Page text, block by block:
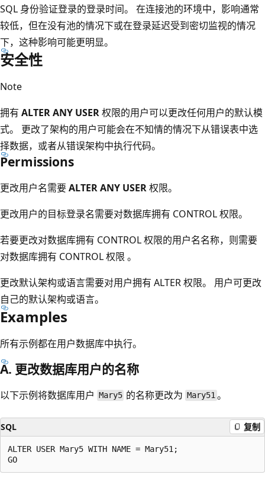
SQL 身份验证登录的登录时间。 在连接池的环境中，影响通常
较低，但在没有池的情况下或在登录延迟受到密切监视的情况
下，这种影响可能更明显。
安全性
Note
拥有 ALTER ANY USER权限的用户可以更改任何用户的默认模
式。 更改了架构的用户可能会在不知情的情况下从错误表中选
择数据，或者从错误架构中执行代码。
Permissions
更改用户名需要ALTER ANY USER权限。
更改用户的目标登录名需要对数据库拥有 CONTROL 权限。
若要更改对数据库拥有 CONTROL 权限的用户名名称，则需要
对数据库拥有 CONTROL 权限 。
更改默认架构或语言需要对用户拥有 ALTER 权限。 用户可更改
自己的默认架构或语言。
Examples
所有示例都在用户数据库中执行。
A. 更改数据库用户的名称
以下示例将数据库用户 Mary5 的名称更改为 Mary51。
SQL 复制
ALTER USER Mary5 WITH NAME = Mary51;